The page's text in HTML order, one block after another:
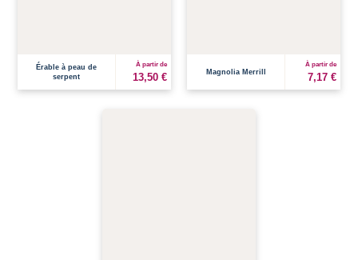
Érable à peau de
serpent
À partir de
13,50 € Magnolia Merrill
À partir de
7,17 €